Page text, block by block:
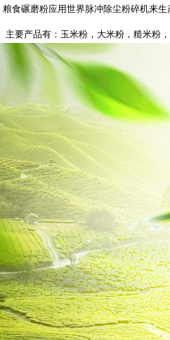
粮食碾磨粉应用世界脉冲除尘粉碎机来生
主要产品有：玉米粉，大米粉，糙米粉